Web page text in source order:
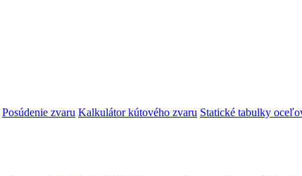
Posúdenie zvaru Kalkulátor kútového zvaru Statické tabulky